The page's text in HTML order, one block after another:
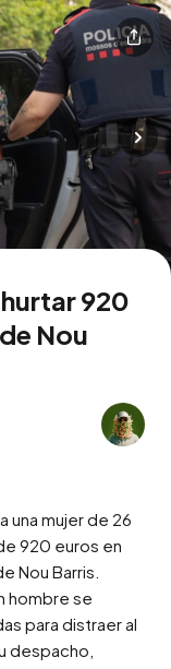
920
Nou
una mujer de 26
920 euros en
Nou Barris.
hombre se
para distraer al
despacho,